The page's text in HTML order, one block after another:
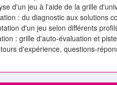
d'un jeu à l'aide de la grille
: du diagnostic aux solutions
d'un jeu selon différents
: grille d'auto-évaluation et
d'expérience, questions-